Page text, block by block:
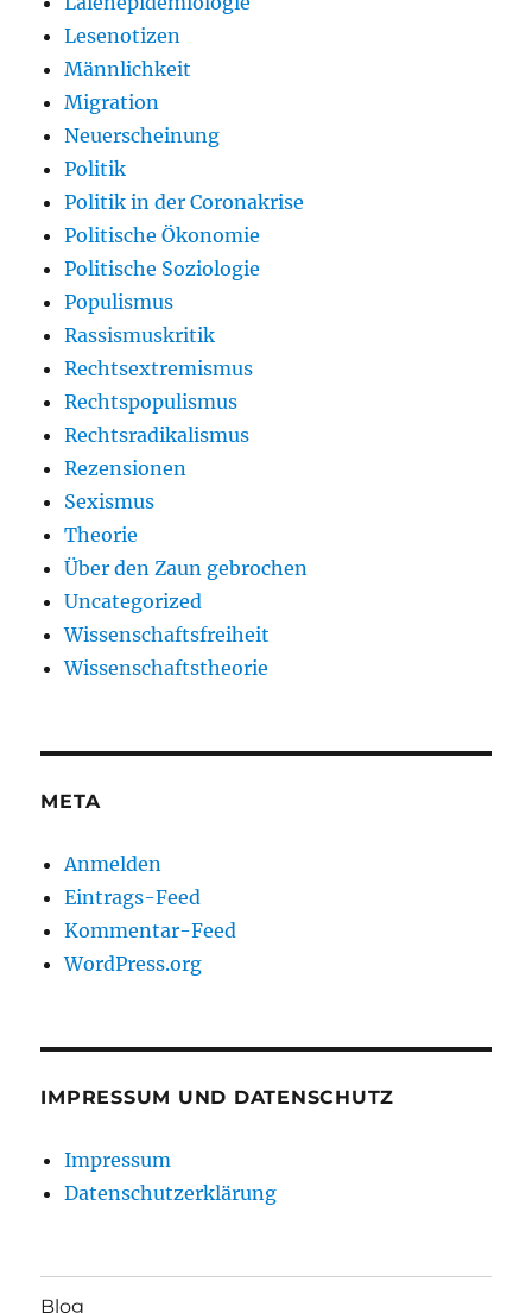
Lesenotizen
Männlichkeit
Migration
Neuerscheinung
Politik
Politik in der Coronakrise
Politische Ökonomie
Politische Soziologie
Populismus
Rassismuskritik
Rechtsextremismus
Rechtspopulismus
Rechtsradikalismus
Rezensionen
Sexismus
Theorie
Über den Zaun gebrochen
Uncategorized
Wissenschaftsfreiheit
Wissenschaftstheorie
META
Anmelden
Eintrags-Feed
Kommentar-Feed
WordPress.org
IMPRESSUM UND DATENSCHUTZ
Impressum
Datenschutzerklärung
Blog